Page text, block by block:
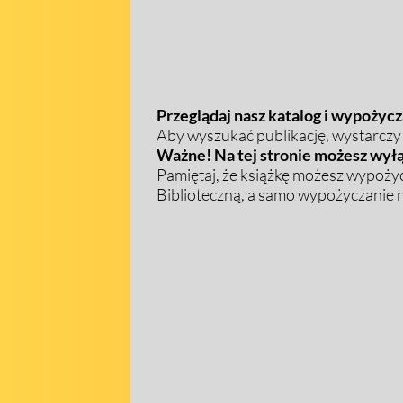
Przeglądaj nasz katalog i
Aby wyszukać publikację,
Ważne! Na tej stronie możesz
Pamiętaj, że książkę możesz
Biblioteczną, a samo wypożyczanie